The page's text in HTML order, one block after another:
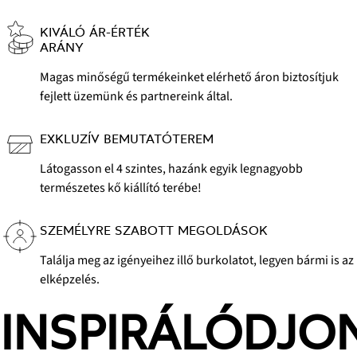
KIVÁLÓ ÁR-ÉRTÉK
ARÁNY
Magas minőségű termékeinket elérhető áron biztosítjuk
fejlett üzemünk és partnereink által.
EXKLUZÍV BEMUTATÓTEREM
Látogasson el 4 szintes, hazánk egyik legnagyobb
természetes kő kiállító terébe!
SZEMÉLYRE SZABOTT MEGOLDÁSOK
Találja meg az igényeihez illő burkolatot, legyen bármi is az
elképzelés.